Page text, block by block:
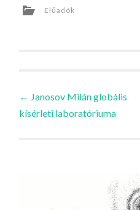
Előadók
Bejegyzések
← Janosov Milán globális
kísérleti laboratóriuma